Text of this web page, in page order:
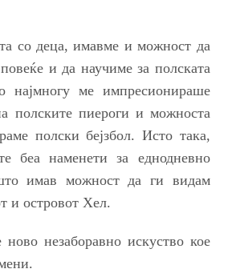
со деца, имавме и можност да
и да научиме за полската
најмногу ме импресионираше
полските пиероги и можноста
ме полски бејзбол. Исто така,
беа наменети за еднодневно
имав можност да ги видам
и островот Хел.
ново незаборавно искуство кое